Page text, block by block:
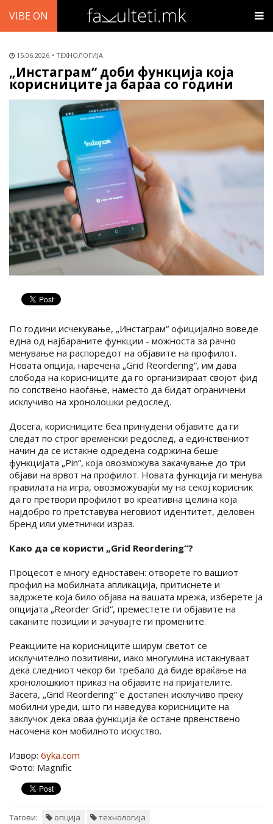
VIBE ON
15.06.2026 ТЕХНОЛОГИЈА
„Инстаграм“ доби функција која
корисниците ја бараа со години
По години исчекување, „Инстаграм“ официјално воведе
една од најбараните функции - можноста за рачно
менување на распоредот на објавите на профилот.
Новата опција, наречена „Grid Reordering“, им дава
слобода на корисниците да го организираат својот фид
по сопствено наоѓање, наместо да бидат ограничени
исклучиво на хронолошки редослед.
Досега, корисниците беа принудени објавите да ги
следат по строг временски редослед, а единствениот
начин да се истакне одредена содржина беше
функцијата „Pin“, која овозможува закачување до три
објави на врвот на профилот. Новата функција ги менува
правилата на игра, овозможувајќи му на секој корисник
да го претвори профилот во креативна целина која
најдобро го претставува неговиот идентитет, деловен
бренд или уметнички израз.
Како да се користи „Grid Reordering“?
Процесот е многу едноставен: oтворете го вашиот
профил на мобилната апликација, притиснете и
задржете која било објава на вашата мрежа, изберете ја
опцијата „Reorder Grid“, преместете ги објавите на
саканите позиции и зачувајте ги промените.
Реакциите на корисниците ширум светот се
исклучително позитивни, иако многумина истакнуваат
дека следниот чекор би требало да биде враќање на
хронолошкиот приказ на објавите на пријателите.
Засега, „Grid Reordering“ е достапен исклучиво преку
мобилни уреди, што ги наведува корисниците на
заклучок дека оваа функција ќе остане првенствено
насочена кон мобилното искуство.
Извор: 6yka.com
Фото: Magnific
Тагови: опција технологија